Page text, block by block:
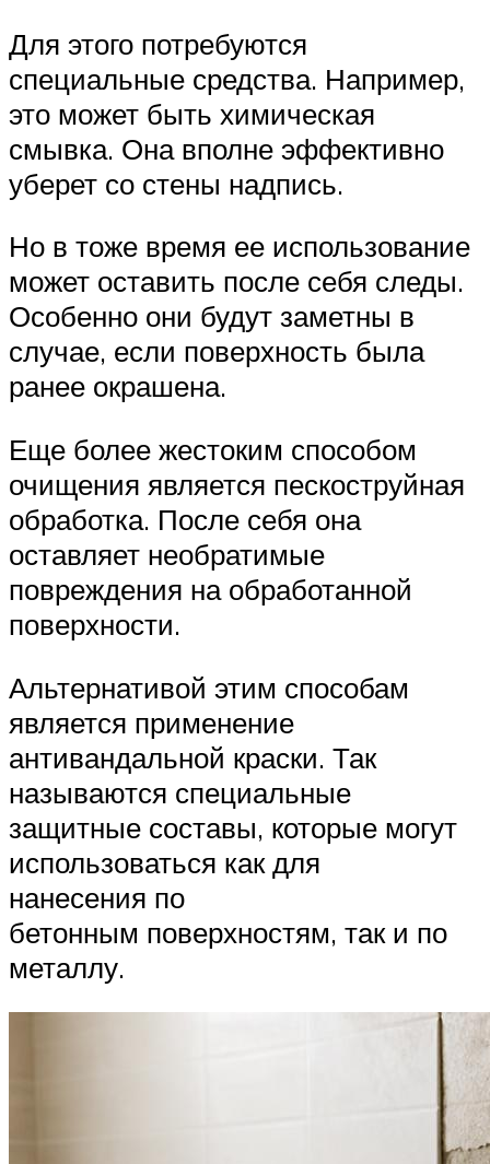
Для этого потребуются
специальные средства. Например,
это может быть химическая
смывка. Она вполне эффективно
уберет со стены надпись.
Но в тоже время ее использование
может оставить после себя следы.
Особенно они будут заметны в
случае, если поверхность была
ранее окрашена.
Еще более жестоким способом
очищения является пескоструйная
обработка. После себя она
оставляет необратимые
повреждения на обработанной
поверхности.
Альтернативой этим способам
является применение
антивандальной краски. Так
называются специальные
защитные составы, которые могут
использоваться как для
нанесения по
бетонным поверхностям, так и по
металлу.